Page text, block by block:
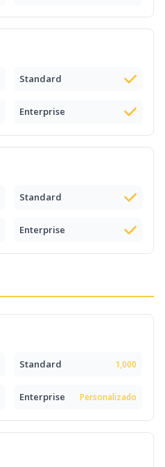
Standard
Enterprise
Standard
Enterprise
Standard 1,000
Enterprise Personalizado